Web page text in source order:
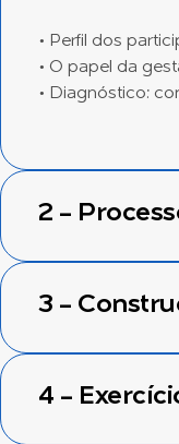
• Perfil dos
• O papel da
• Diagnóstico:
2 -
3 -
4 -